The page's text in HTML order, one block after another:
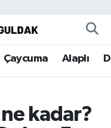
Çaycuma Alaplı
kadar?